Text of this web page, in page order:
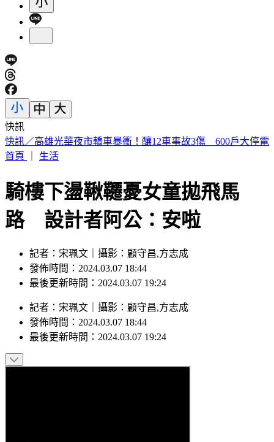
快訊
5年前爆校園霸凌！韓男星現身菲律賓近況曝
首頁
生活
騎樓下盪鞦韆憂女童拋飛馬
路 設計者阿公：安啦
記者：宋珮文｜攝影：顧守昌,方志成
發佈時間：2024.03.07 18:44
最後更新時間：2024.03.07 19:24
記者 ： 宋珮文 攝影 ： 顧守昌,方志成
發佈時間： 2024.03.07 18:44
最後更新時間： 2024.03.07 19:24